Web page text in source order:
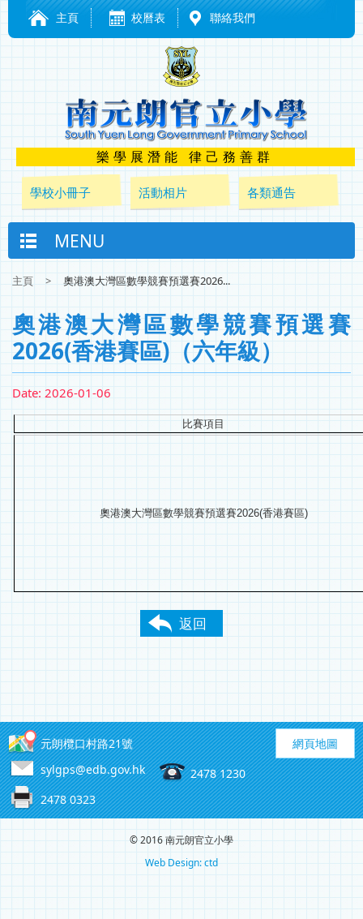
主頁 校曆表 聯絡我們
樂學展潛能 律己務善群
學校小冊子 活動相片 各類通告
MENU
主頁 > 奧港澳大灣區數學競賽預選賽2026...
奧港澳大灣區數學競賽預選賽
2026(香港賽區)（六年級）
Date: 2026-01-06
比賽項目
奧港澳大灣區數學競賽預選賽2026(香港賽區)
返回
網頁地圖
元朗欖口村路21號
sylgps@edb.gov.hk
2478 1230
2478 0323
© 2016 南元朗官立小學
Web Design: ctd